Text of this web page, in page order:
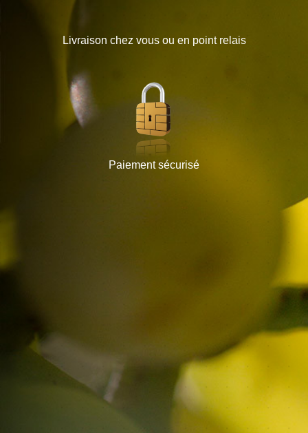
Livraison chez vous ou en point relais
Paiement sécurisé